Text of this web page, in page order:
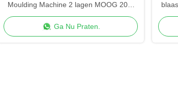
Moulding Machine 2 lagen MOOG 200-
puntscontrole
Ga Nu Praten.